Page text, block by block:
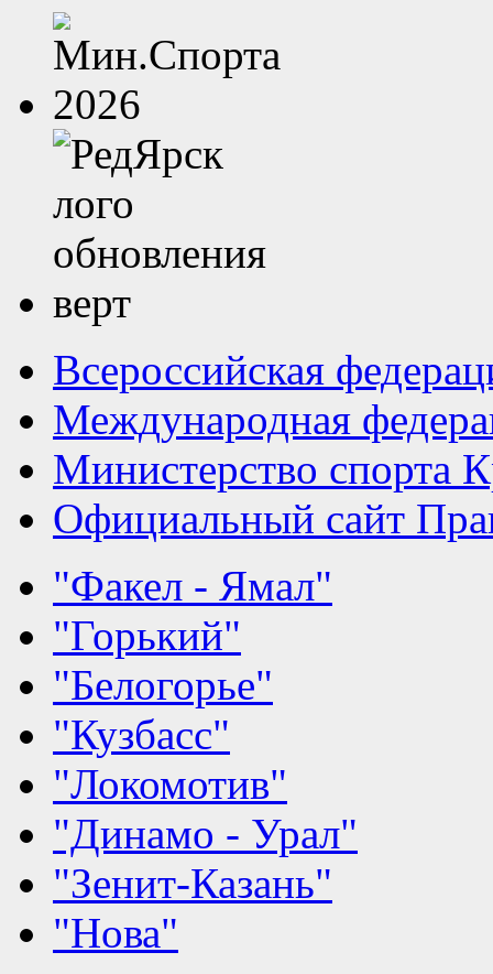
Всероссийская
Международная
Министерство спорта
Официальный сайт
"Факел - Ямал"
"Горький"
"Белогорье"
"Кузбасс"
"Локомотив"
"Динамо - Урал"
"Зенит-Казань"
"Нова"